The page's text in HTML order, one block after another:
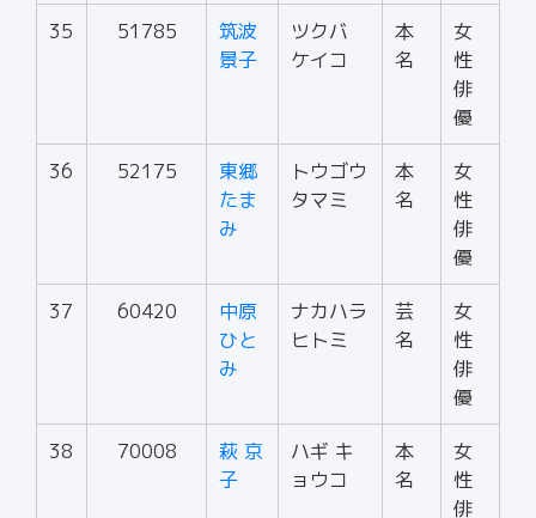
35 51785
筑波
景子
ツクバ
ケイコ
本
名
女
性
俳
優
36 52175
東郷
たま
み
トウゴウ
タマミ
本
名
女
性
俳
優
37 60420
中原
ひと
み
ナカハラ
ヒトミ
芸
名
女
性
俳
優
38 70008
萩 京
子
ハギ キ
ョウコ
本
名
女
性
俳